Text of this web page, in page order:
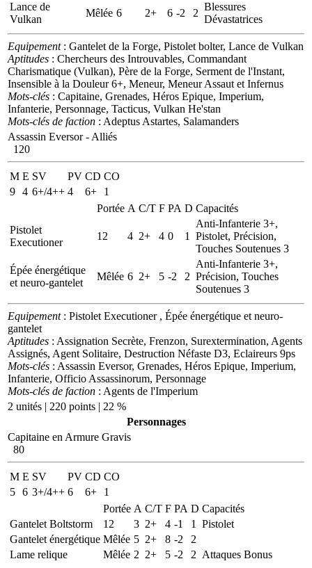
Lance de
Vulkan
Mêlée 6 2+ 6 -2 2
Blessures
Dévastatrices
Equipement: Gantelet de la Forge, Pistolet bolter, Lance de Vulkan
Aptitudes : Chercheurs des Introuvables, Commandant
Charismatique (Vulkan), Père de la Forge, Serment de l'Instant,
Insensible à la Douleur 6+, Meneur, Meneur Assaut et Infernus
Mots-clés : Capitaine, Grenades, Héros Epique, Imperium,
Infanterie, Personnage, Tacticus, Vulkan He'stan
Mots-clés de faction : Adeptus Astartes, Salamanders
Assassin Eversor - Alliés
120
M E SV PV CD CO
9 4 6+/4++ 4 6+
1
Portée A C/T F PA D Capacités
Pistolet
Executioner
12 4 2+ 4 0 1
Anti-Infanterie 3+,
Pistolet, Précision,
Touches Soutenues 3
Épée énergétique
et neuro-gantelet
Mêlée 6 2+ 5 -2 2
Anti-Infanterie 3+,
Précision, Touches
Soutenues 3
Equipement: Pistolet Executioner , Épée énergétique et neuro-
gantelet
Aptitudes : Assignation Secrète, Frenzon, Surextermination, Agents
Assignés, Agent Solitaire, Destruction Néfaste D3, Eclaireurs 9ps
Mots-clés : Assassin Eversor, Grenades, Héros Epique, Imperium,
Infanterie, Officio Assassinorum, Personnage
Mots-clés de faction : Agents de l'Imperium
2 unités | 220 points | 22 %
Personnages
Capitaine en Armure Gravis
80
M E SV PV CD CO
5 6 3+/4++ 6 6+
1
Portée A C/T F PA D Capacités
Gantelet Boltstorm
12 3 2+ 4 -1 1
Pistolet
Gantelet énergétique Mêlée 5 2+ 8 -2
2
Lame relique
Mêlée 2 2+ 5 -2 2 Attaques Bonus